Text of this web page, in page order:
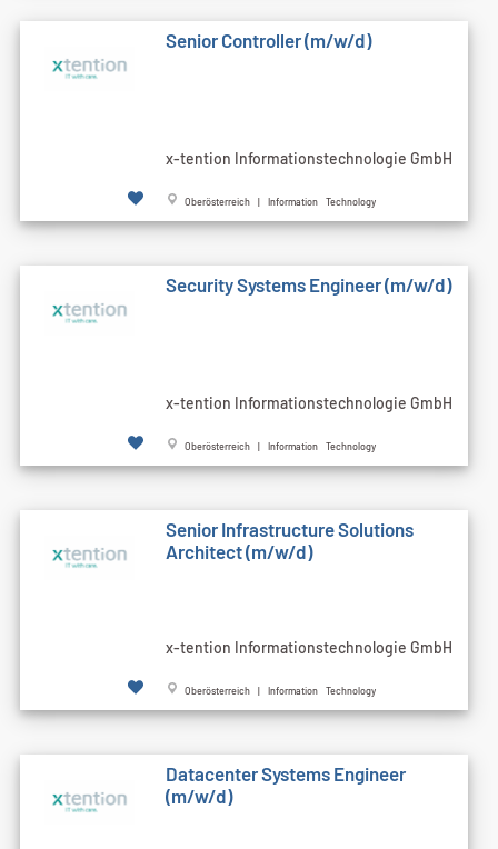
Senior Controller (m/w/d)
x-tention Informationstechnologie GmbH
Oberösterreich | Information Technology
Security Systems Engineer (m/w/d)
x-tention Informationstechnologie GmbH
Oberösterreich | Information Technology
Senior Infrastructure Solutions
Architect (m/w/d)
x-tention Informationstechnologie GmbH
Oberösterreich | Information Technology
Datacenter Systems Engineer
(m/w/d)